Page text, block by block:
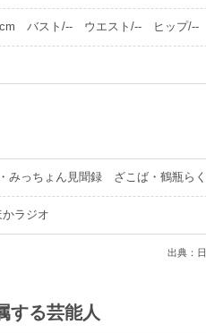
バスト/-- ウエスト/-- ヒップ/--
みっちょん見聞録 ざこば・鶴瓶ら
ラジオ
出典：
する芸能人